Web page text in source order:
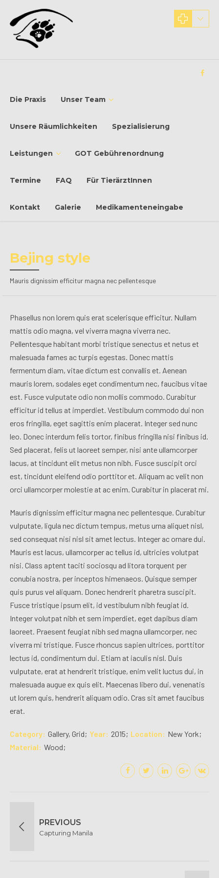
Die Praxis Unser Team
Unsere Räumlichkeiten Spezialisierung
Leistungen GOT Gebührenordnung
Termine FAQ Für TierärztInnen
Kontakt Galerie Medikamenteneingabe
Bejing style
Mauris dignissim efficitur magna nec pellentesque
Phasellus non lorem quis erat scelerisque efficitur. Nullam
mattis odio magna, vel viverra magna viverra nec.
Pellentesque habitant morbi tristique senectus et netus et
malesuada fames ac turpis egestas. Donec mattis
fermentum diam, vitae dictum est convallis et. Aenean
mauris lorem, sodales eget condimentum nec, faucibus vitae
est. Fusce vulputate odio non mollis commodo. Curabitur
efficitur id tellus at imperdiet. Vestibulum commodo dui non
eros fringilla, eget sagittis enim placerat. Integer sed nunc
leo. Donec interdum felis tortor, finibus fringilla nisi finibus id.
Sed placerat, felis ut laoreet semper, nisi ante ullamcorper
lacus, at tincidunt elit metus non nibh. Fusce suscipit orci
est, tincidunt eleifend odio porttitor et. Aliquam ac velit non
orci ullamcorper molestie at ac enim. Curabitur in placerat mi.
Mauris dignissim efficitur magna nec pellentesque. Curabitur
vulputate, ligula nec dictum tempus, metus urna aliquet nisl,
sed consequat nisi nisl sit amet lectus. Integer ac ornare dui.
Mauris est lacus, ullamcorper ac tellus id, ultricies volutpat
nisi. Class aptent taciti sociosqu ad litora torquent per
conubia nostra, per inceptos himenaeos. Quisque semper
quis purus vel aliquam. Donec hendrerit pharetra suscipit.
Fusce tristique ipsum elit, id vestibulum nibh feugiat id.
Integer volutpat nibh et sem imperdiet, eget dapibus diam
laoreet. Praesent feugiat nibh sed magna ullamcorper, nec
viverra mi tristique. Fusce rhoncus sapien ultrices, porttitor
lectus id, condimentum dui. Etiam at iaculis nisl. Duis
vulputate, erat at hendrerit tristique, enim velit luctus dui, in
malesuada augue ex quis elit. Maecenas libero dui, venenatis
ut lorem quis, hendrerit aliquam odio. Cras sit amet faucibus
erat.
Category Gallery, Grid Year 2015 Location
New York
Material
Wood
PREVIOUS
Capturing Manila